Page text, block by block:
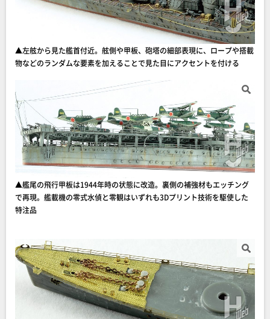
▲左舷から見た艦首付近。舷側や甲板、砲塔の細部表現に、ロープや搭載
物などのランダムな要素を加えることで見た目にアクセントを付ける
▲艦尾の飛行甲板は1944年時の状態に改造。裏側の補強材もエッチング
で再現。艦載機の零式水偵と零観はいずれも3Dプリント技術を駆使した
特注品